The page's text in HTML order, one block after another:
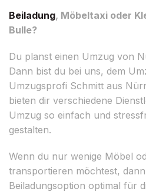
Beiladung, Möbeltaxi oder
Bulle?
Du planst einen Umzug von
Dann bist du bei uns, dem
Umzugsprofi Schmitt aus
bieten dir verschiedene
Umzug so einfach und
gestalten.
Wenn du nur wenige Möbel
transportieren möchtest,
Beiladungsoption optimal für